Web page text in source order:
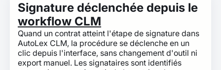
Signature déclenchée depuis le
workflow CLM
Quand un contrat atteint l'étape de signature dans
AutoLex CLM, la procédure se déclenche en un
clic depuis l'interface, sans changement d'outil ni
export manuel. Les signataires sont identifiés